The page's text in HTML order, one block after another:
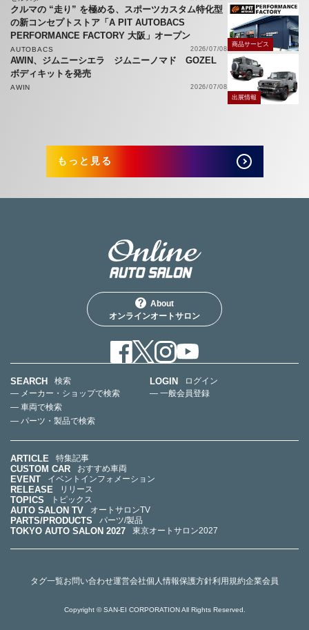
クルマの “走り” を極める、スポーツカスタム特化型
の新コンセプトストア「A PIT AUTOBACS
PERFORMANCE FACTORY 大阪」オープン
AUTOBACS 2026/07/08
商品サービス
AWIN、ジムニーシエラ ジムニーノマド GOZEL
ボディキットを発売
AWIN
2026/07/08
出展情報
もっと見る
About
オンラインオートサロン
SEARCH
検索
— メーカー・ショップで検索
— 車両で検索
— パーツ・製品で検索
LOGIN
ログイン
— 一般会員登録
ARTICLE 特集記事
CUSTOM CAR おすすめ車両
EVENT イベントインフォメーション
RELEASE リリース
TOPICS トピックス
AUTO SALON TV オートサロンTV
PARTS/PRODUCTS パーツ/製品
TOKYO AUTO SALON 2027 東京オートサロン2027
タグ一覧お問い合わせ運営会社個人情報保護方針利用規約企業会員
Copyright © SAN-EI CORPORATION All Rights Reserved.